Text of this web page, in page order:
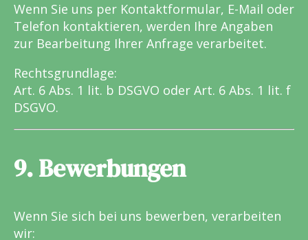
Wenn Sie uns per Kontaktformular, E-Mail oder
Telefon kontaktieren, werden Ihre Angaben
zur Bearbeitung Ihrer Anfrage verarbeitet.
Rechtsgrundlage:
Art. 6 Abs. 1 lit. b DSGVO oder Art. 6 Abs. 1 lit. f
DSGVO.
9. Bewerbungen
Wenn Sie sich bei uns bewerben, verarbeiten
wir: